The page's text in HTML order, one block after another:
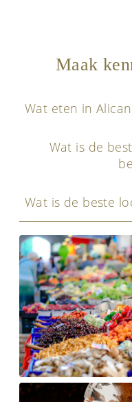
Maak
Wat eten in
Wat is de
Wat is de beste